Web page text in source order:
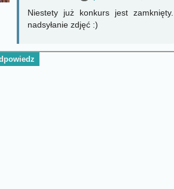
Niestety już konkurs jest
nadsyłanie zdjęć :)